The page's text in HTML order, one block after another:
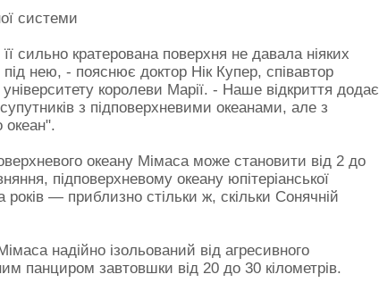
системи
сильно кратерована поверхня не давала ніяких
нею, - пояснює доктор Нік Купер, співавтор
королеви Марії. - Наше відкриття додає
з підповерхневими океанами, але з
океан".
океану Мімаса може становити від 2 до
підповерхневому океану юпітеріанської
— приблизно стільки ж, скільки Сонячній
надійно ізольований від агресивного
панциром завтовшки від 20 до 30 кілометрів.